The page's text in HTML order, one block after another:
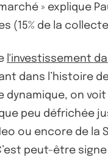
» explique
(15% de la
l'investissement
dans l’histoire
on
peu défrichée
ou encore de
peut-être